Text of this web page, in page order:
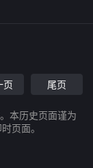
页 尾页
本历史页面谨为
页面。